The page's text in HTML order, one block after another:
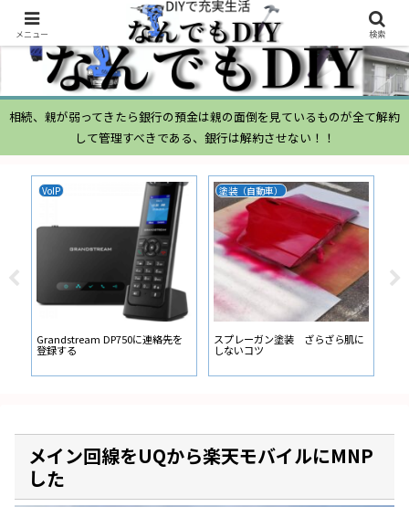
相続、親が弱ってきたら銀行の預金は親の面倒を見ているものが全て解約
して管理すべきである、銀行は解約させない！！
VoIP
Grandstream DP750に連絡先を
登録する
塗装（自動車）
スプレーガン塗装 ざらざら肌に
しないコツ
ム
メイン回線をUQから楽天モバイルにMNP
した
メニュー 検索